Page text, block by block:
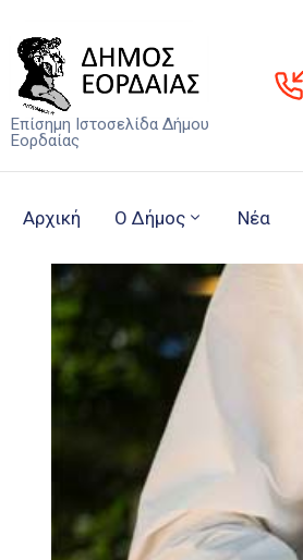
Επίσημη Ιστοσελίδα Δήμου
Εορδαίας
Αρχική Ο Δήμος Νέα